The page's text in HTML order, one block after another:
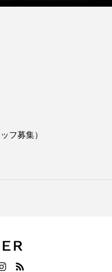
フ募集）